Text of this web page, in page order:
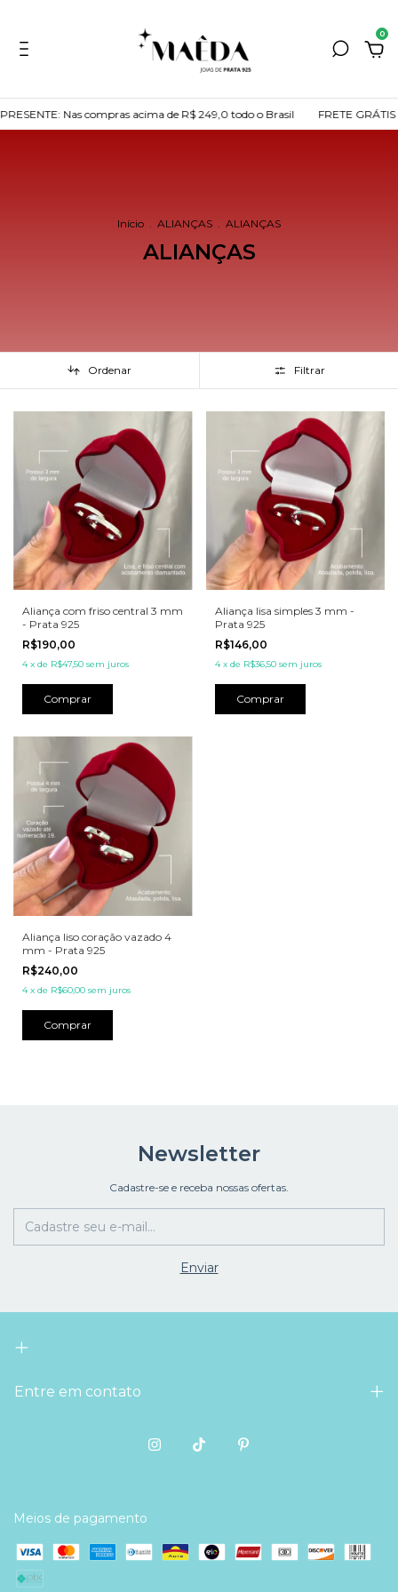
0
Nas compras acima de R$ 249,0 todo o Brasil FRETE
Início . ALIANÇAS . ALIANÇAS
ALIANÇAS
Ordenar Filtrar
Aliança com friso central 3 mm
- Prata 925
R$190,00
4 x de R$47,50 sem juros
Comprar
Aliança lisa simples 3 mm -
Prata 925
R$146,00
4 x de R$36,50 sem juros
Comprar
Aliança liso coração vazado 4
mm - Prata 925
R$240,00
4 x de R$60,00 sem juros
Comprar
Newsletter
Cadastre-se e receba nossas ofertas.
Entre em contato
Meios de pagamento